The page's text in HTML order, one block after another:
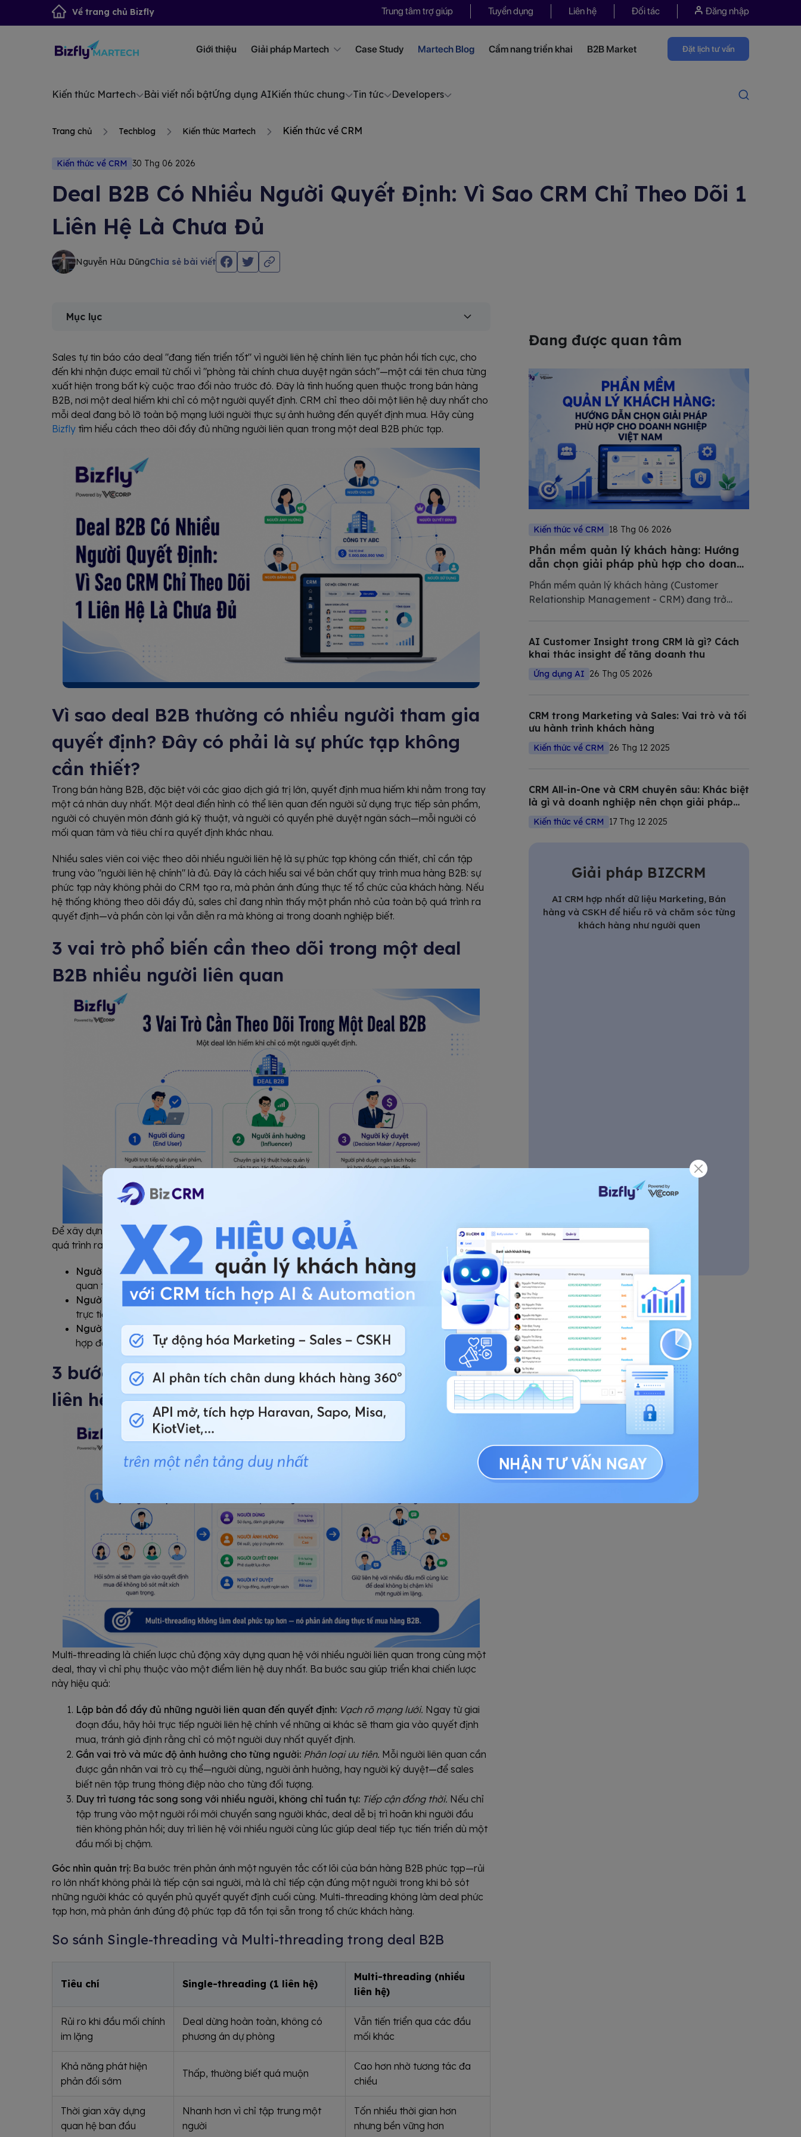
Về trang chủ Bizfly Trung tâm trợ giúp Tuyển dụng Liên hệ Đối tác Đăng nhập
Giới thiệu Giải pháp Martech Case Study Martech Blog Cẩm nang triển khai B2B Market Đặt lịch tư vấn
Kiến thức Martech Bài viết nổi bậtỨng dụng AIKiến thức chung Tin tức Developers
Trang chủ Techblog Kiến thức Martech Kiến thức về CRM
Kiến thức về CRM 30 Thg 06 2026
Deal B2B Có Nhiều Người Quyết Định: Vì Sao CRM Chỉ Theo Dõi 1
Liên Hệ Là Chưa Đủ
Nguyễn Hữu DũngChia sẻ bài viết
Mục lục
Sales tự tin báo cáo deal "đang tiến triển tốt" vì người liên hệ chính liên tục phản hồi tích cực, cho
đến khi nhận được email từ chối vì "phòng tài chính chưa duyệt ngân sách"—một cái tên chưa từng
xuất hiện trong bất kỳ cuộc trao đổi nào trước đó. Đây là tình huống quen thuộc trong bán hàng
B2B, nơi một deal hiếm khi chỉ có một người quyết định. CRM chỉ theo dõi một liên hệ duy nhất cho
mỗi deal đang bỏ lỡ toàn bộ mạng lưới người thực sự ảnh hưởng đến quyết định mua. Hãy cùng
Bizfly tìm hiểu cách theo dõi đầy đủ những người liên quan trong một deal B2B phức tạp.
Vì sao deal B2B thường có nhiều người tham gia
quyết định? Đây có phải là sự phức tạp không
cần thiết?
Trong bán hàng B2B, đặc biệt với các giao dịch giá trị lớn, quyết định mua hiếm khi nằm trong tay
một cá nhân duy nhất. Một deal điển hình có thể liên quan đến người sử dụng trực tiếp sản phẩm,
người có chuyên môn đánh giá kỹ thuật, và người có quyền phê duyệt ngân sách—mỗi người có
mối quan tâm và tiêu chí ra quyết định khác nhau.
Nhiều sales viên coi việc theo dõi nhiều người liên hệ là sự phức tạp không cần thiết, chỉ cần tập
trung vào "người liên hệ chính" là đủ. Đây là cách hiểu sai về bản chất quy trình mua hàng B2B: sự
phức tạp này không phải do CRM tạo ra, mà phản ánh đúng thực tế tổ chức của khách hàng. Nếu
hệ thống không theo dõi đầy đủ, sales chỉ đang nhìn thấy một phần nhỏ của toàn bộ quá trình ra
quyết định—và phần còn lại vẫn diễn ra mà không ai trong doanh nghiệp biết.
3 vai trò phổ biến cần theo dõi trong một deal
B2B nhiều người liên quan
Để xây dựng chiến lược tiếp cận đúng người, cần phân biệt rõ ba vai trò thường xuất hiện trong
quá trình ra quyết định mua hàng B2B:
Người dùng (End User):người trực tiếp sử dụng sản phẩm hoặc dịch vụ hàng ngày, thường
quan tâm đến tính dễ sử dụng và lợi ích thực tế trong công việc của họ.
Người ảnh hưởng (Influencer):có thể là chuyên gia kỹ thuật hoặc quản lý cấp trung, không
trực tiếp ký quyết định nhưng ý kiến của họ tác động mạnh đến quyết định cuối cùng.
Người ký duyệt (Decision Maker/Approver):người có quyền phê duyệt ngân sách hoặc ký
hợp đồng cuối cùng, thường quan tâm đến ROI và rủi ro tổng thể hơn là chi tiết kỹ thuật.
3 bước xây dựng chiến lược tiếp cận đa người
liên hệ (Multi-threading)
Multi-threading là chiến lược chủ động xây dựng quan hệ với nhiều người liên quan trong cùng một
deal, thay vì chỉ phụ thuộc vào một điểm liên hệ duy nhất. Ba bước sau giúp triển khai chiến lược
này hiệu quả:
Lập bản đồ đầy đủ những người liên quan đến quyết định: Vạch rõ mạng lưới. Ngay từ giai
đoạn đầu, hãy hỏi trực tiếp người liên hệ chính về những ai khác sẽ tham gia vào quyết định
mua, tránh giả định rằng chỉ có một người duy nhất quyết định.
Gắn vai trò và mức độ ảnh hưởng cho từng người: Phân loại ưu tiên. Mỗi người liên quan cần
được gắn nhãn vai trò cụ thể—người dùng, người ảnh hưởng, hay người ký duyệt—để sales
biết nên tập trung thông điệp nào cho từng đối tượng.
Duy trì tương tác song song với nhiều người, không chỉ tuần tự: Tiếp cận đồng thời. Nếu chỉ
tập trung vào một người rồi mới chuyển sang người khác, deal dễ bị trì hoãn khi người đầu
tiên không phản hồi; duy trì liên hệ với nhiều người cùng lúc giúp deal tiếp tục tiến triển dù một
đầu mối bị chậm.
Góc nhìn quản trị: Ba bước trên phản ánh một nguyên tắc cốt lõi của bán hàng B2B phức tạp—rủi
ro lớn nhất không phải là tiếp cận sai người, mà là chỉ tiếp cận đúng một người trong khi bỏ sót
những người khác có quyền phủ quyết quyết định cuối cùng. Multi-threading không làm deal phức
tạp hơn, mà phản ánh đúng độ phức tạp đã tồn tại sẵn trong tổ chức khách hàng.
So sánh Single-threading và Multi-threading trong deal B2B
Tiêu chí Single-threading (1 liên hệ)
Multi-threading (nhiều
liên hệ)
Rủi ro khi đầu mối chính
im lặng
Deal dừng hoàn toàn, không có
phương án dự phòng
Vẫn tiến triển qua các đầu
mối khác
Khả năng phát hiện
phản đối sớm
Thấp, thường biết quá muộn
Cao hơn nhờ tương tác đa
chiều
Thời gian xây dựng
quan hệ ban đầu
Nhanh hơn vì chỉ tập trung một
người
Tốn nhiều thời gian hơn
nhưng bền vững hơn
Đang được quan tâm
Kiến thức về CRM 18 Thg 06 2026
Phần mềm quản lý khách hàng: Hướng
dẫn chọn giải pháp phù hợp cho doanh
nghiệp Việt Nam 2026
Phần mềm quản lý khách hàng (Customer
Relationship Management - CRM) đang trở
Trong bài viết này, Bizfly tổng hợp và phân tích
chi tiết các giải pháp CRM tốt nhất
AI Customer Insight trong CRM là gì? Cách
khai thác insight để tăng doanh thu
Ứng dụng AI 26 Thg 05 2026
CRM trong Marketing và Sales: Vai trò và tối
ưu hành trình khách hàng
Kiến thức về CRM 26 Thg 12 2025
CRM All-in-One và CRM chuyên sâu: Khác biệt
là gì và doanh nghiệp nên chọn giải pháp
nào?
Kiến thức về CRM 17 Thg 12 2025
Giải pháp BIZCRM
AI CRM hợp nhất dữ liệu Marketing, Bán
hàng và CSKH để hiểu rõ và chăm sóc từng
khách hàng như người quen